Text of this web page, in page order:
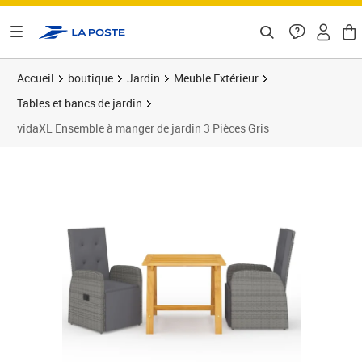
Accueil boutique Jardin
Meuble Extérieur
Tables et bancs de jardin
vidaXL Ensemble à manger de jardin 3 Pièces Gris